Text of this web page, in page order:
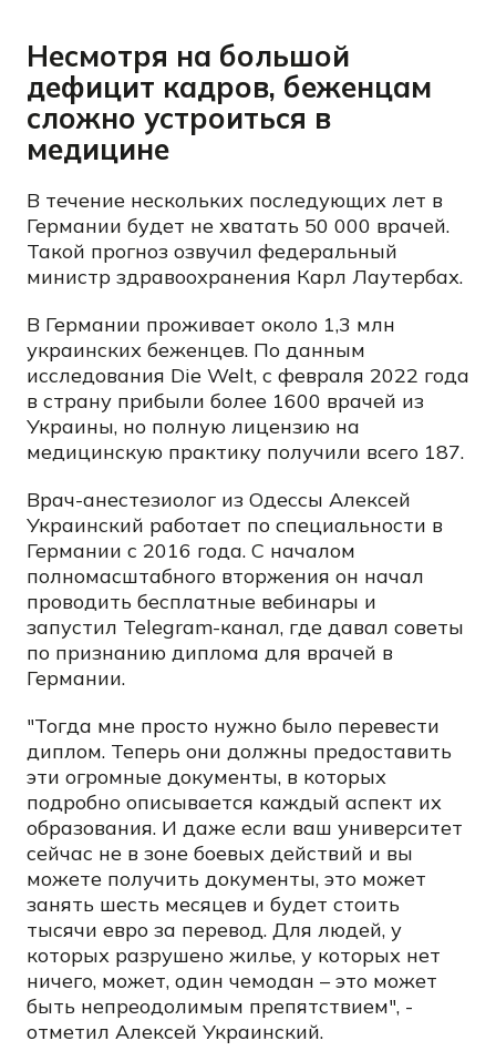
Несмотря на большой
дефицит кадров, беженцам
сложно устроиться в
медицине
В течение нескольких последующих лет в
Германии будет не хватать 50 000 врачей.
Такой прогноз озвучил федеральный
министр здравоохранения Карл Лаутербах.
В Германии проживает около 1,3 млн
украинских беженцев. По данным
исследования Die Welt, с февраля 2022 года
в страну прибыли более 1600 врачей из
Украины, но полную лицензию на
медицинскую практику получили всего 187.
Врач-анестезиолог из Одессы Алексей
Украинский работает по специальности в
Германии с 2016 года. С началом
полномасштабного вторжения он начал
проводить бесплатные вебинары и
запустил Telegram-канал, где давал советы
по признанию диплома для врачей в
Германии.
"Тогда мне просто нужно было перевести
диплом. Теперь они должны предоставить
эти огромные документы, в которых
подробно описывается каждый аспект их
образования. И даже если ваш университет
сейчас не в зоне боевых действий и вы
можете получить документы, это может
занять шесть месяцев и будет стоить
тысячи евро за перевод. Для людей, у
которых разрушено жилье, у которых нет
ничего, может, один чемодан – это может
быть непреодолимым препятствием", -
отметил Алексей Украинский.